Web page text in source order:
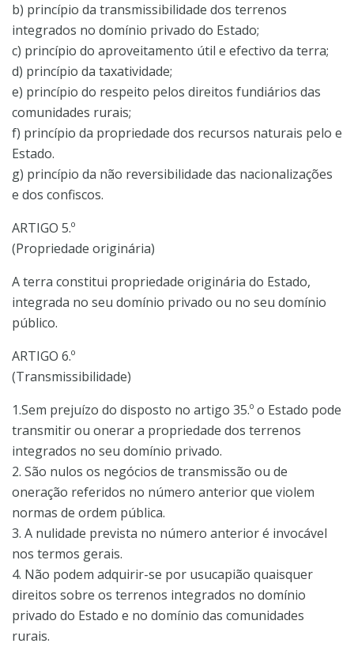
b) princípio da transmissibilidade dos terrenos
integrados no domínio privado do Estado;
c) princípio do aproveitamento útil e efectivo da terra;
d) princípio da taxatividade;
e) princípio do respeito pelos direitos fundiários das
comunidades rurais;
f) princípio da propriedade dos recursos naturais pelo e
Estado.
g) princípio da não reversibilidade das nacionalizações
e dos confiscos.
ARTIGO 5.º
(Propriedade originária)
A terra constitui propriedade originária do Estado,
integrada no seu domínio privado ou no seu domínio
público.
ARTIGO 6.º
(Transmissibilidade)
1.Sem prejuízo do disposto no artigo 35.º o Estado pode
transmitir ou onerar a propriedade dos terrenos
integrados no seu domínio privado.
2. São nulos os negócios de transmissão ou de
oneração referidos no número anterior que violem
normas de ordem pública.
3. A nulidade prevista no número anterior é invocável
nos termos gerais.
4. Não podem adquirir-se por usucapião quaisquer
direitos sobre os terrenos integrados no domínio
privado do Estado e no domínio das comunidades
rurais.